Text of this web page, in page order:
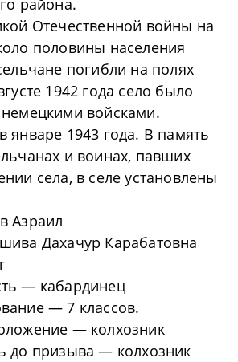
района.
Отечественной войны на
половины населения
погибли на полях
1942 года село было
войсками.
январе 1943 года. В память
и воинах, павших
села, в селе установлены
Азраил
Дахачур Карабатовна
— кабардинец
— 7 классов.
— колхозник
до призыва — колхозник